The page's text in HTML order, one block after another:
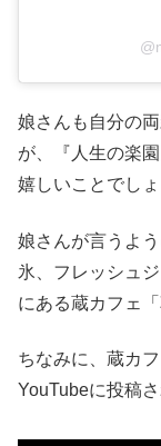
娘さんも自分の
が、『人生の楽
嬉しいことでしょ
娘さんが言うよ
氷、フレッシュ
にある蔵カフェ
ちなみに、蔵カ
YouTubeに投稿さ